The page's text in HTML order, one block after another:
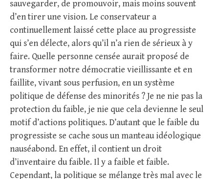
sauvegarder, de promouvoir, mais moins souvent
d’en tirer une vision. Le conservateur a
continuellement laissé cette place au progressiste
qui s’en délecte, alors qu’il n’a rien de sérieux à y
faire. Quelle personne censée aurait proposé de
transformer notre démocratie vieillissante et en
faillite, vivant sous perfusion, en un système
politique de défense des minorités ? Je ne nie pas la
protection du faible, je nie que cela devienne le seul
motif d’actions politiques. D’autant que le faible du
progressiste se cache sous un manteau idéologique
nauséabond. En effet, il contient un droit
d’inventaire du faible. Il y a faible et faible.
Cependant, la politique se mélange très mal avec le